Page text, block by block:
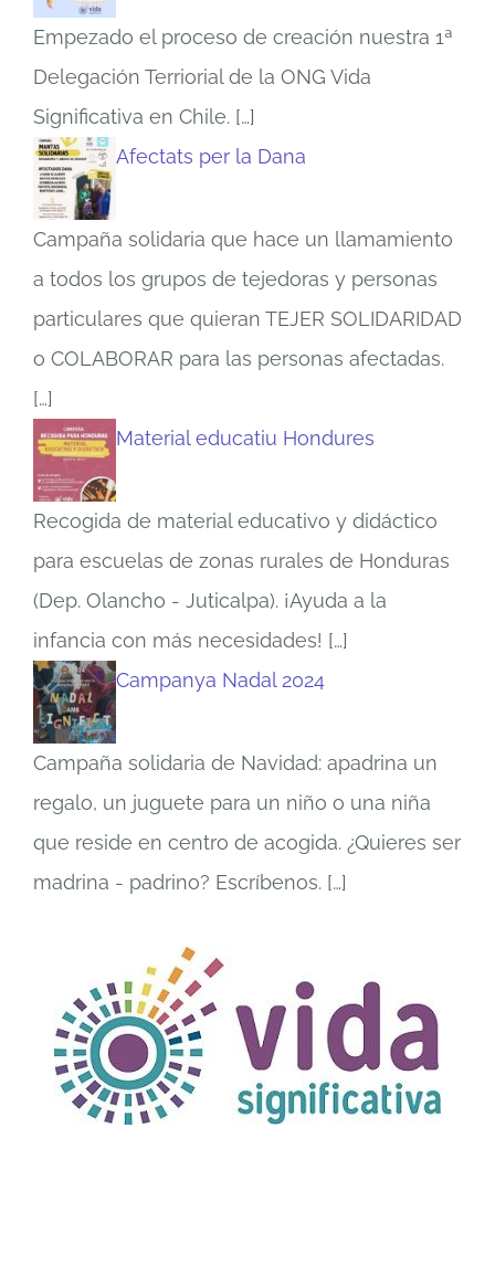
Empezado el proceso de creación nuestra 1ª
Delegación Terriorial de la ONG Vida
Significativa en Chile. […]
Afectats per la Dana
Campaña solidaria que hace un llamamiento
a todos los grupos de tejedoras y personas
particulares que quieran TEJER SOLIDARIDAD
o COLABORAR para las personas afectadas.
[…]
Material educatiu Hondures
Recogida de material educativo y didáctico
para escuelas de zonas rurales de Honduras
(Dep. Olancho - Juticalpa). ¡Ayuda a la
infancia con más necesidades! […]
Campanya Nadal 2024
Campaña solidaria de Navidad: apadrina un
regalo, un juguete para un niño o una niña
que reside en centro de acogida. ¿Quieres ser
madrina - padrino? Escríbenos. […]